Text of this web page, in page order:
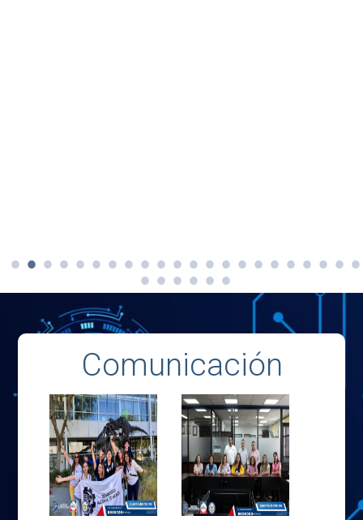
Comunicación